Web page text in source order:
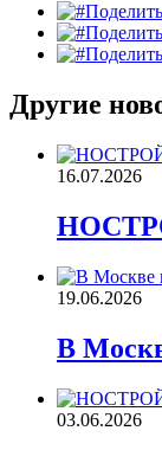
Другие
16.07.2026
19.06.2026
В
03.06.2026